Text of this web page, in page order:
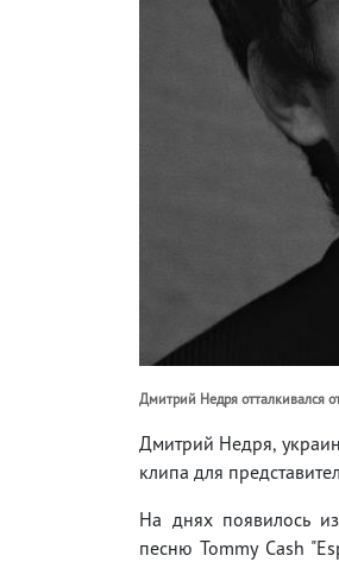
Дмитрий Недря отталкивался
Дмитрий Недря,
клипа для
На днях появилось
песню Tommy Cash